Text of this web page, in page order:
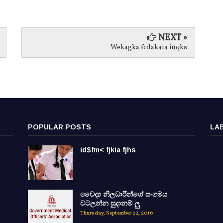
NEXT »
Wekagka fcdakaia iuqks
POPULAR POSTS
id$fm< fjkia fjhs
වෛද්‍ය නිලධාරීන්ගේ සංගමය
වටලන්න සුදානම් ලු
Thursday, September 22, 2016